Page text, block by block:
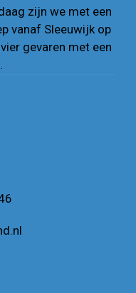
zijn we met een
vanaf Sleeuwijk op
gevaren met een